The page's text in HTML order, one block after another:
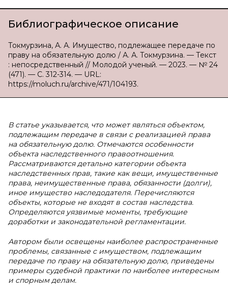
Библиографическое описание
Токмурзина, А. А. Имущество, подлежащее передаче по
праву на обязательную долю / А. А. Токмурзина. — Текст
: непосредственный // Молодой ученый. — 2023. — № 24
(471). — С. 312-314. — URL:
https://moluch.ru/archive/471/104193.
В статье указывается, что может являться объектом,
подлежащим передаче в связи c реализацией права
на обязательную долю. Отмечаются особенности
объекта наследственного правоотношения.
Рассматриваются детально категории объекта
наследственных прав, такие как вещи, имущественные
права, неимущественные права, обязанности (долги),
иное имущество наследодателя. Перечисляются
объекты, которые не входят в состав наследства.
Определяются уязвимые моменты, требующие
доработки и законодательной регламентации.
Автором были освещены наиболее распространенные
проблемы, связанные c имуществом, подлежащим
передаче по праву на обязательную долю, приведены
примеры судебной практики по наиболее интересным
и спорным делам.